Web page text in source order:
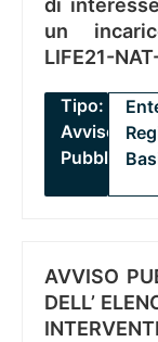
di
un
LIFE21-
Tipo:
Avviso
Pubblico
AVVISO
DELL’